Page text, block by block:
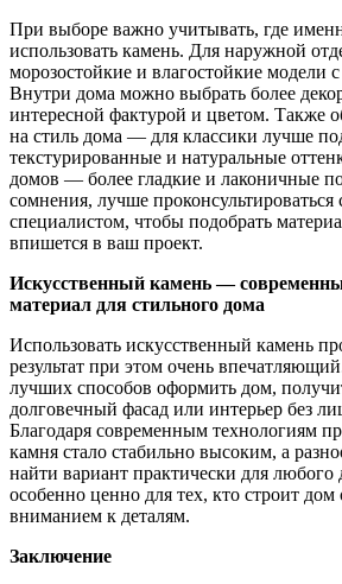
При выборе важно учитывать, где
использовать камень. Для наружной
морозостойкие и влагостойкие
Внутри дома можно выбрать более
интересной фактурой и цветом. Также
на стиль дома — для классики лучше
текстурированные и натуральные
домов — более гладкие и лаконичные
сомнения, лучше
специалистом, чтобы подобрать
впишется в ваш проект.
Искусственный камень —
материал для стильного дома
Использовать искусственный камень
результат при этом очень
лучших способов оформить дом,
долговечный фасад или интерьер без
Благодаря современным технологиям
камня стало стабильно высоким, а
найти вариант практически для любого
особенно ценно для тех, кто строит
вниманием к деталям.
Заключение